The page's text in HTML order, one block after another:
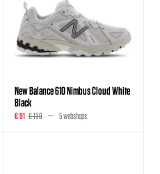
New Balance 610 Nimbus Cloud White
Black
€ 91 € 130 5 webshops